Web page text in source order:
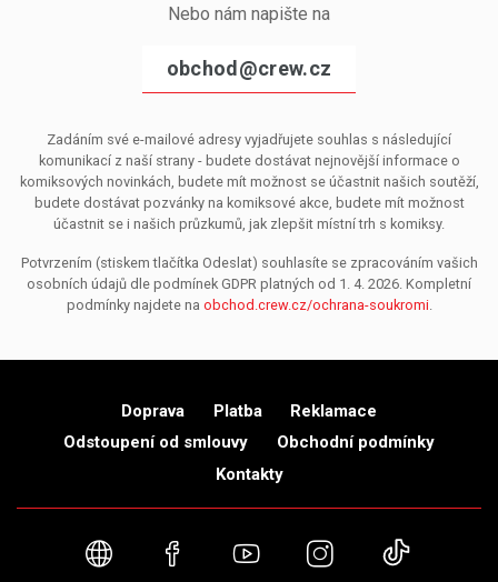
Nebo nám napište na
obchod@crew.cz
Zadáním své e-mailové adresy vyjadřujete souhlas s následující
komunikací z naší strany - budete dostávat nejnovější informace o
komiksových novinkách, budete mít možnost se účastnit našich soutěží,
budete dostávat pozvánky na komiksové akce, budete mít možnost
účastnit se i našich průzkumů, jak zlepšit místní trh s komiksy.
Potvrzením (stiskem tlačítka Odeslat) souhlasíte se zpracováním vašich
osobních údajů dle podmínek GDPR platných od 1. 4. 2026. Kompletní
podmínky najdete na obchod.crew.cz/ochrana-soukromi.
Doprava Platba
Reklamace
Odstoupení od smlouvy
Obchodní podmínky
Kontakty
Webové stránky
FacebookYouTubeInstagram